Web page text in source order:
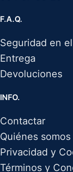
F.A.Q.
Seguridad en
Entrega
Devoluciones
INFO.
Contactar
Quiénes somos
Privacidad y
Términos y